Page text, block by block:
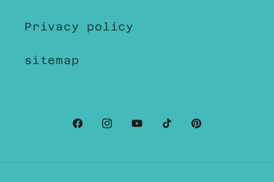
Privacy policy
sitemap
Facebook
Instagram
YouTubeTikTokPinterest